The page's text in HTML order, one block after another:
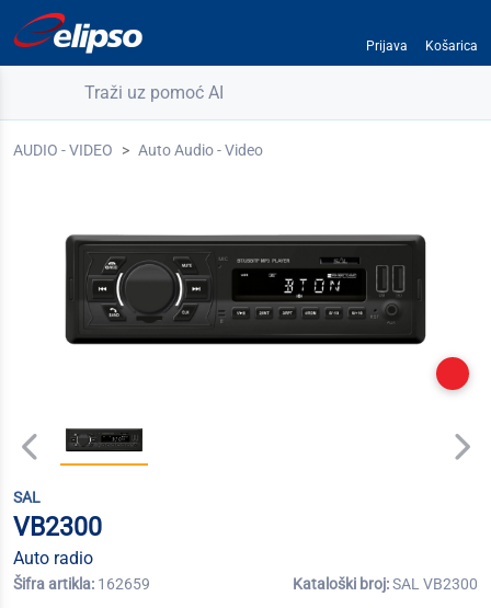
Prijava Košarica
Traži uz pomoć AI
AUDIO - VIDEO Auto Audio - Video
SAL
VB2300
Auto radio
Šifra artikla: 162659 Kataloški broj:SAL VB2300